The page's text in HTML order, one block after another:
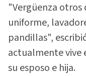
"Vergüenza otros
uniforme,
pandillas",
actualmente vive
su esposo e hija.